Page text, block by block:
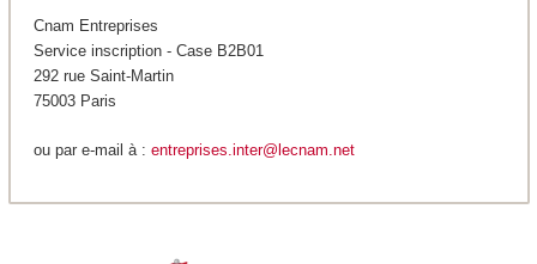
Cnam Entreprises
Service inscription - Case B2B01
292 rue Saint-Martin
75003 Paris
ou par e-mail à : entreprises.inter@lecnam.net